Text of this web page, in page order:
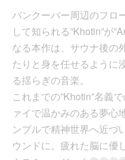
バンクーバー周辺のフロ
して知られる”Khotin”が
なる本作は、サウナ後の
たりと身を任せるように
る揺らぎの音楽。
これまでの”Khotin”名義
ァイで温かみのある夢心
ンプルで精神世界へ近づ
ウンドに。疲れた脳に優